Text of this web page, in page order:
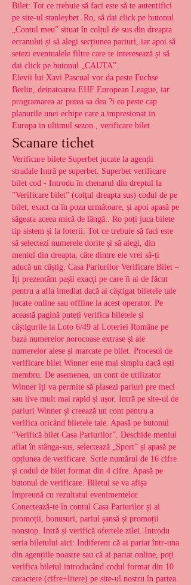
Bilet: Tot ce trebuie să faci este să te autentifici
pe site-ul stanleybet. Ro, să dai click pe butonul
„Contul meu” situat în colțul de sus din dreapta
ecranului și să alegi secțiunea pariuri, iar apoi să
setezi eventualele filtre care te interesează și să
dai click pe butonul „CAUTA”.
Elevii lui Xavi Pascual vor da peste Fuchse
Berlin, deinatoarea EHF European League, iar
programarea ar putea sa dea ?i ea peste cap
planurile unei echipe care a impresionat in
Europa in ultimul sezon., verificare bilet.
Scanare tichet
Verificare bilete Superbet jucate la agenții
stradale Intră pe superbet. Superbet verificare
bilet cod - Introdu în chenarul din dreptul la
”Verificare bilet” (colțul dreapta sus) codul de pe
bilet, exact ca în poza următoare, și apoi apasă pe
săgeata aceea mică de lângă:. Ro poți juca bilete
tip sistem și la loterii. Tot ce trebuie să faci este
să selectezi numerele dorite și să alegi, din
meniul din dreapta, câte dintre ele vrei să-ți
aducă un câștig. Casa Pariurilor Verificare Bilet –
Îți prezentăm pașii exacți pe care îi ai de făcut
pentru a afla imediat dacă ai câștigat biletele tale
jucate online sau offline la acest operator. Pe
această pagină puteți verifica biletele și
câștigurile la Loto 6/49 al Loteriei Române pe
baza numerelor norocoase extrase și ale
numerelor alese și marcate pe bilet. Procesul de
verificare bilet Winner este mai simplu dacă ești
membru. De asemenea, un cont de utilizator
Winner îți va permite să plasezi pariuri pre meci
sau live mult mai rapid și ușor. Intră pe site-ul de
pariuri Winner și creează un cont pentru a
verifica oricând biletele tale. Apasă pe butonul
“Verifică bilet Casa Pariurilor”. Deschide meniul
aflat în stânga-sus, selectează „Sport” și apasă pe
opțiunea de verificare. Scrie numărul de 16 cifre
și codul de bilet format din 4 cifre. Apasă pe
butonul de verificare. Biletul se va afișa
împreună cu rezultatul evenimentelor.
Conectează-te în contul Casa Pariurilor și ai
promoții, bonusuri, pariul șansă și promoții
nonstop. Intră și verifică ofertele zilei. Introdu
seria biletului aici: Indiferent că ai pariat într-una
din agențiile noastre sau că ai pariat online, poți
verifica biletul introducând codul format din 10
caractere (cifre+litere) pe site-ul nostru în partea